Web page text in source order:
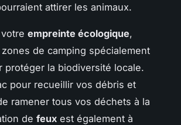
attirer les animaux.
empreinte écologique,
de camping spécialement
protéger la biodiversité locale.
pour recueillir vos débris et
ramener tous vos déchets à la
de feux est également à